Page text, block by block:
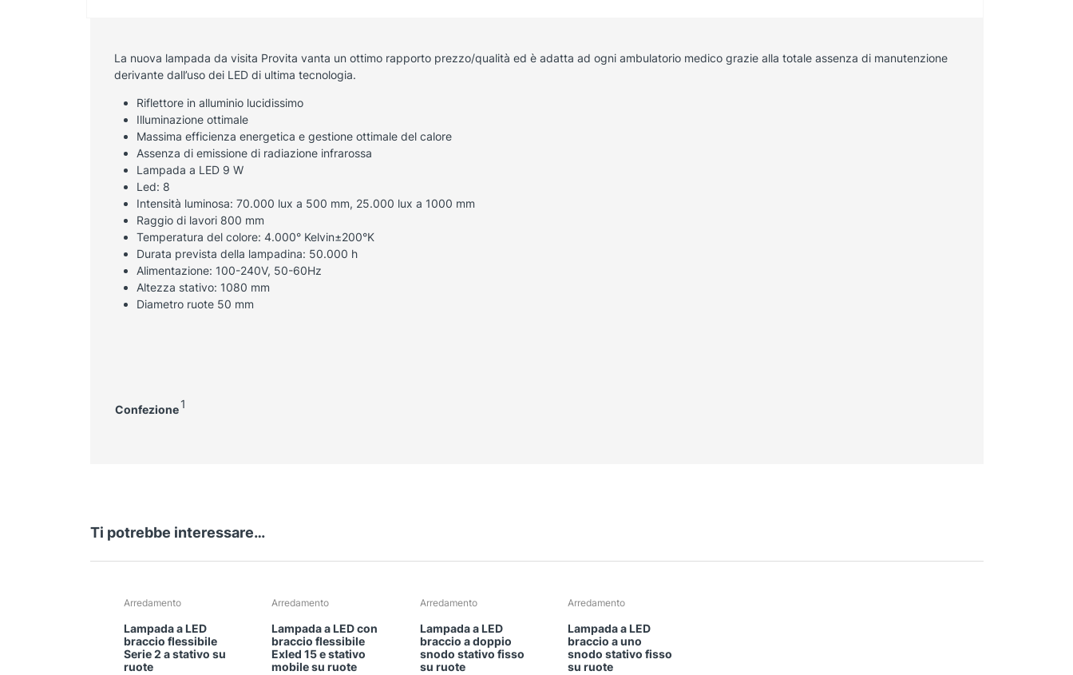
La nuova lampada da visita Provita vanta un ottimo rapporto prezzo/qualità ed è adatta ad ogni ambulatorio medico grazie alla totale assenza di manutenzione
derivante dall’uso dei LED di ultima tecnologia.
Riflettore in alluminio lucidissimo
Illuminazione ottimale
Massima efficienza energetica e gestione ottimale del calore
Assenza di emissione di radiazione infrarossa
Lampada a LED 9 W
Led: 8
Intensità luminosa: 70.000 lux a 500 mm, 25.000 lux a 1000 mm
Raggio di lavori 800 mm
Temperatura del colore: 4.000° Kelvin±200°K
Durata prevista della lampadina: 50.000 h
Alimentazione: 100-240V, 50-60Hz
Altezza stativo: 1080 mm
Diametro ruote 50 mm
Confezione 1
Ti potrebbe interessare…
Arredamento
Lampada a LED
braccio flessibile
Serie 2 a stativo su
ruote
Arredamento
Lampada a LED con
braccio flessibile
Exled 15 e stativo
mobile su ruote
Arredamento
Lampada a LED
braccio a doppio
snodo stativo fisso
su ruote
Arredamento
Lampada a LED
braccio a uno
snodo stativo fisso
su ruote